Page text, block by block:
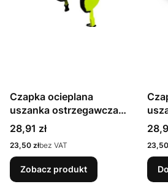
Czapka ocieplana
uszanka ostrzegawcza
FlashCap
Cena
28,91 zł
Cena
23,50 złbez VAT
Zobacz produkt
Cena
23,50